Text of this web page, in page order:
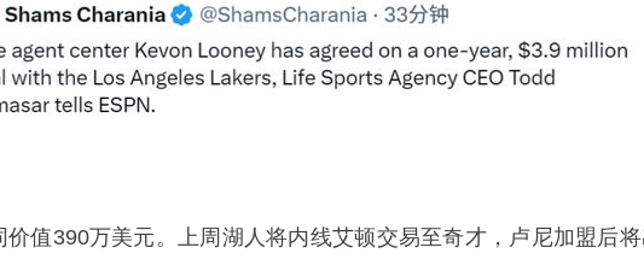
价值390万美元。上周湖人将内线艾顿交易至奇才，卢尼加盟后